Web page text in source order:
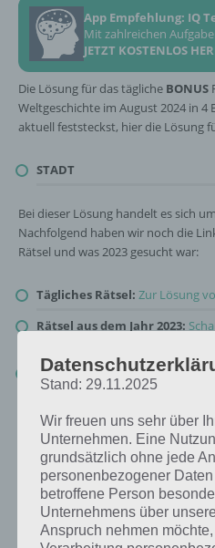
App Empfehlung: IQ
Mit zahlreichen
JETZT KOSTENLOS
Die Lösung für das tägliche BONUS
Weltgeschichte im August 2024 in
aktuell feststeckst, hier die Lösung
STADT
Bei dieser Lösung handelt es sich
Nachfolgend haben wir noch die
Rätsel und was 2023 gesucht war:
Tägliches Rätsel: Zur Lösung
Rätsel aus dem Jahr 2023:
Zur Übersicht:4 Bilder 1 Wort
Weltgeschichte im August 2024
Stand: 29.11.2025
Wir freuen uns sehr über
Unternehmen. Eine
grundsätzlich ohne jede
personenbezogener
betroffene Person
Unternehmens über
Anspruch nehmen